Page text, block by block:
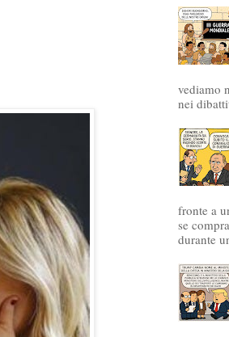
vediamo
nei
fronte a
se
durante